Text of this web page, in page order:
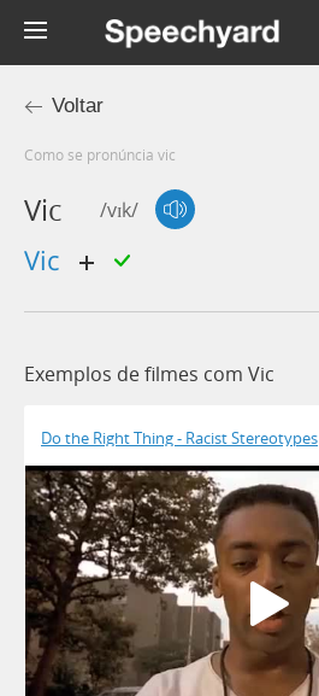
Voltar
Como se pronúncia vic
Vic /vɪk/
vic
Exemplos de filmes com Vic
Do the Right Thing - Racist Stereotypes